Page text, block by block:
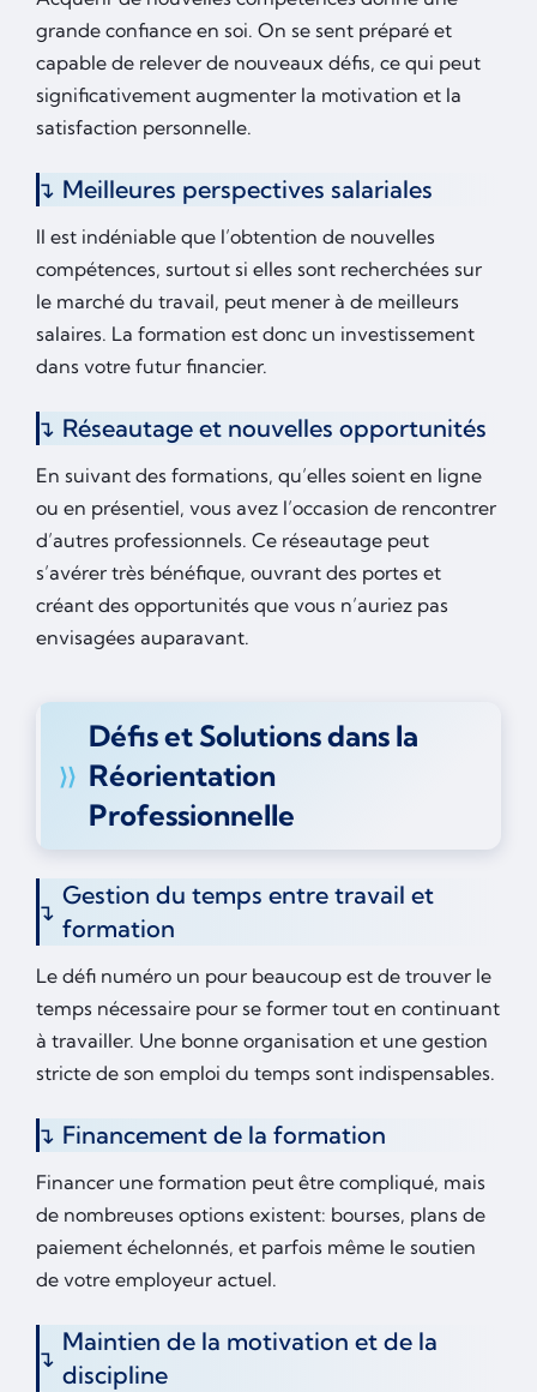
grande confiance en soi. On se sent préparé et
capable de relever de nouveaux défis, ce qui peut
significativement augmenter la motivation et la
satisfaction personnelle.
Meilleures perspectives salariales
Il est indéniable que l’obtention de nouvelles
compétences, surtout si elles sont recherchées sur
le marché du travail, peut mener à de meilleurs
salaires. La formation est donc un investissement
dans votre futur financier.
Réseautage et nouvelles opportunités
En suivant des formations, qu’elles soient en ligne
ou en présentiel, vous avez l’occasion de rencontrer
d’autres professionnels. Ce réseautage peut
s’avérer très bénéfique, ouvrant des portes et
créant des opportunités que vous n’auriez pas
envisagées auparavant.
Défis et Solutions dans la
Réorientation
Professionnelle
Gestion du temps entre travail et
formation
Le défi numéro un pour beaucoup est de trouver le
temps nécessaire pour se former tout en continuant
à travailler. Une bonne organisation et une gestion
stricte de son emploi du temps sont indispensables.
Financement de la formation
Financer une formation peut être compliqué, mais
de nombreuses options existent: bourses, plans de
paiement échelonnés, et parfois même le soutien
de votre employeur actuel.
Maintien de la motivation et de la
discipline